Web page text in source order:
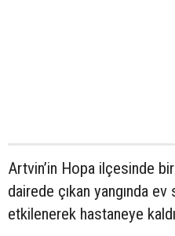
Artvin’in Hopa ilçesinde
dairede çıkan yangında
etkilenerek hastaneye